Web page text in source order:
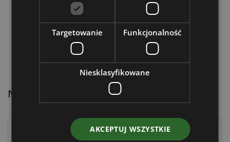
Najnowsze artykuły:
PKO Leasing i Zoomlion: nowe finansowanie
Targetowanie Funkcjonalność
Niesklasyfikowane
AKCEPTUJ WSZYSTKIE